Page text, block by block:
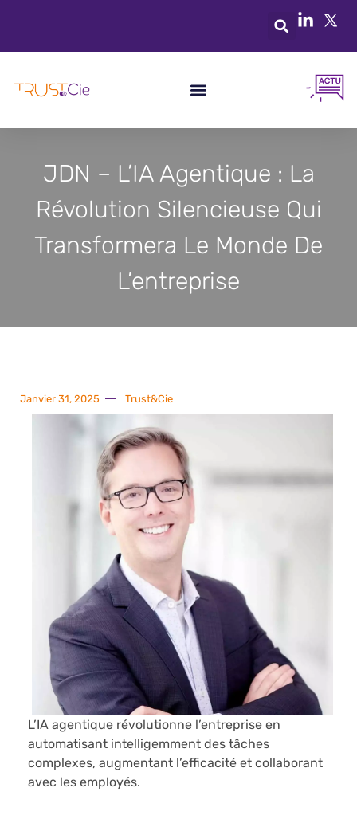
JDN – L’IA Agentique : La
Révolution Silencieuse Qui
Transformera Le Monde De
L’entreprise
Janvier 31, 2025 Trust&Cie
L’IA agentique révolutionne l’entreprise en
automatisant intelligemment des tâches
complexes, augmentant l’efficacité et collaborant
avec les employés.